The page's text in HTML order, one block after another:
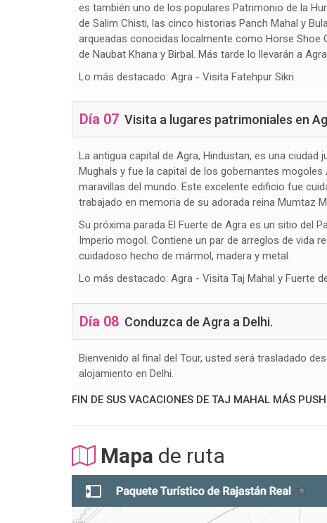
es también uno de los populares Patrimonio de la
de Salim Chisti, las cinco historias Panch Mahal y
arqueadas conocidas localmente como Horse Shoe
de Naubat Khana y Birbal. Más tarde lo llevarán a
Lo más destacado: Agra - Visita Fatehpur Sikri
Día 07 Visita a lugares patrimoniales en
La antigua capital de Agra, Hindustan, es una
Mughals y fue la capital de los gobernantes mogoles
maravillas del mundo. Este excelente edificio fue
trabajado en memoria de su adorada reina Mumtaz
Su próxima parada El Fuerte de Agra es un sitio del
Imperio mogol. Contiene un par de arreglos de vida
cuidadoso hecho de mármol, madera y metal.
Lo más destacado: Agra - Visita Taj Mahal y Fuerte
Día 08 Conduzca de Agra a Delhi.
Bienvenido al final del Tour, usted será trasladado
alojamiento en Delhi.
FIN DE SUS VACACIONES DE TAJ MAHAL MÁS
Mapa de ruta